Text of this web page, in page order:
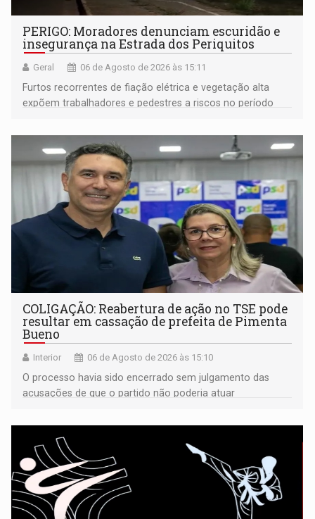
PERIGO: Moradores denunciam escuridão e
insegurança na Estrada dos Periquitos
Geral 06 de Agosto de 2026 às 15:11
Furtos recorrentes de fiação elétrica e vegetação alta
expõem trabalhadores e pedestres a riscos no período
COLIGAÇÃO: Reabertura de ação no TSE pode
resultar em cassação de prefeita de Pimenta
Bueno
Interior 06 de Agosto de 2026 às 15:10
O processo havia sido encerrado sem julgamento das
acusações de que o partido não poderia atuar